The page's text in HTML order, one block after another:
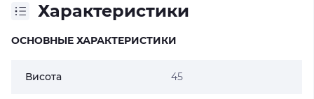
Характеристики
ОСНОВНЫЕ ХАРАКТЕРИСТИКИ
Висота 45